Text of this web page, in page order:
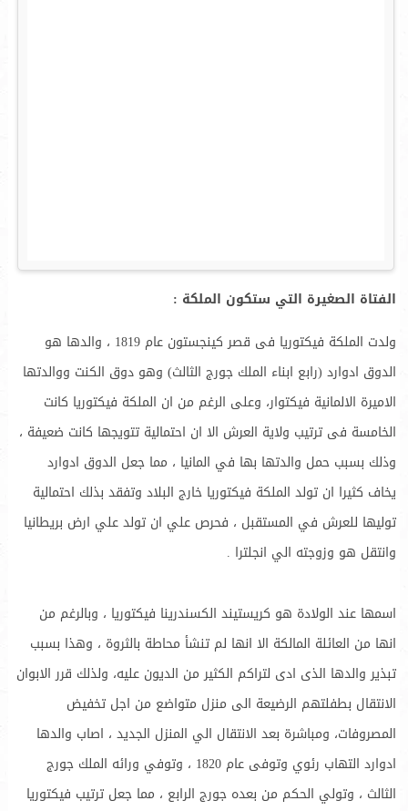
الفتاة الصغيرة التي ستكون الملكة :
ولدت الملكة فيكتوريا فى قصر كينجستون عام 1819 ، والدها هو
الدوق ادوارد (رابع ابناء الملك جورج الثالث) وهو دوق الكنت ووالدتها
الاميرة الالمانية فيكتوار، وعلى الرغم من ان الملكة فيكتوريا كانت
الخامسة فى ترتيب ولاية العرش الا ان احتمالية تتويجها كانت ضعيفة ،
وذلك بسبب حمل والدتها بها في المانيا ، مما جعل الدوق ادوارد
يخاف كثيرا ان تولد الملكة فيكتوريا خارج البلاد وتفقد بذلك احتمالية
توليها للعرش في المستقبل ، فحرص علي ان تولد علي ارض بريطانيا
وانتقل هو وزوجته الي انجلترا .
اسمها عند الولادة هو كريستيند الكسندرينا فيكتوريا ، وبالرغم من
انها من العائلة المالكة الا انها لم تنشأ محاطة بالثروة ، وهذا بسبب
تبذير والدها الذى ادى لتراكم الكثير من الديون عليه، ولذلك قرر الابوان
الانتقال بطفلتهم الرضيعة الى منزل متواضع من اجل تخفيض
المصروفات، ومباشرة بعد الانتقال الي المنزل الجديد ، اصاب والدها
ادوارد التهاب رئوي وتوفى عام 1820 ، وتوفي ورائه الملك جورج
الثالث ، وتولي الحكم من بعده جورج الرابع ، مما جعل ترتيب فيكتوريا